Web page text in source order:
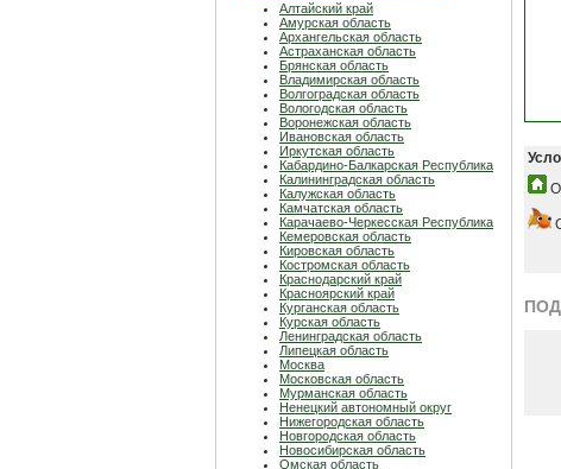
Алтайский край
Амурская область
Архангельская область
Астраханская область
Брянская область
Владимирская область
Волгоградская область
Вологодская область
Воронежская область
Ивановская область
Иркутская область
Кабардино-Балкарская Республика
Калининградская область
Калужская область
Камчатская область
Карачаево-Черкесская Республика
Кемеровская область
Кировская область
Костромская область
Краснодарский край
Красноярский край
Курганская область
Курская область
Ленинградская область
Липецкая область
Москва
Московская область
Мурманская область
Ненецкий автономный округ
Нижегородская область
Новгородская область
Новосибирская область
Омская область